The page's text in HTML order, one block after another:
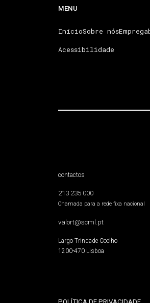
MENU
InícioSobre nós
Acessibilidade
contactos
213 235 000
Chamada para a rede fixa nacional
valort@scml.pt
Largo Trindade Coelho
1200-470 Lisboa